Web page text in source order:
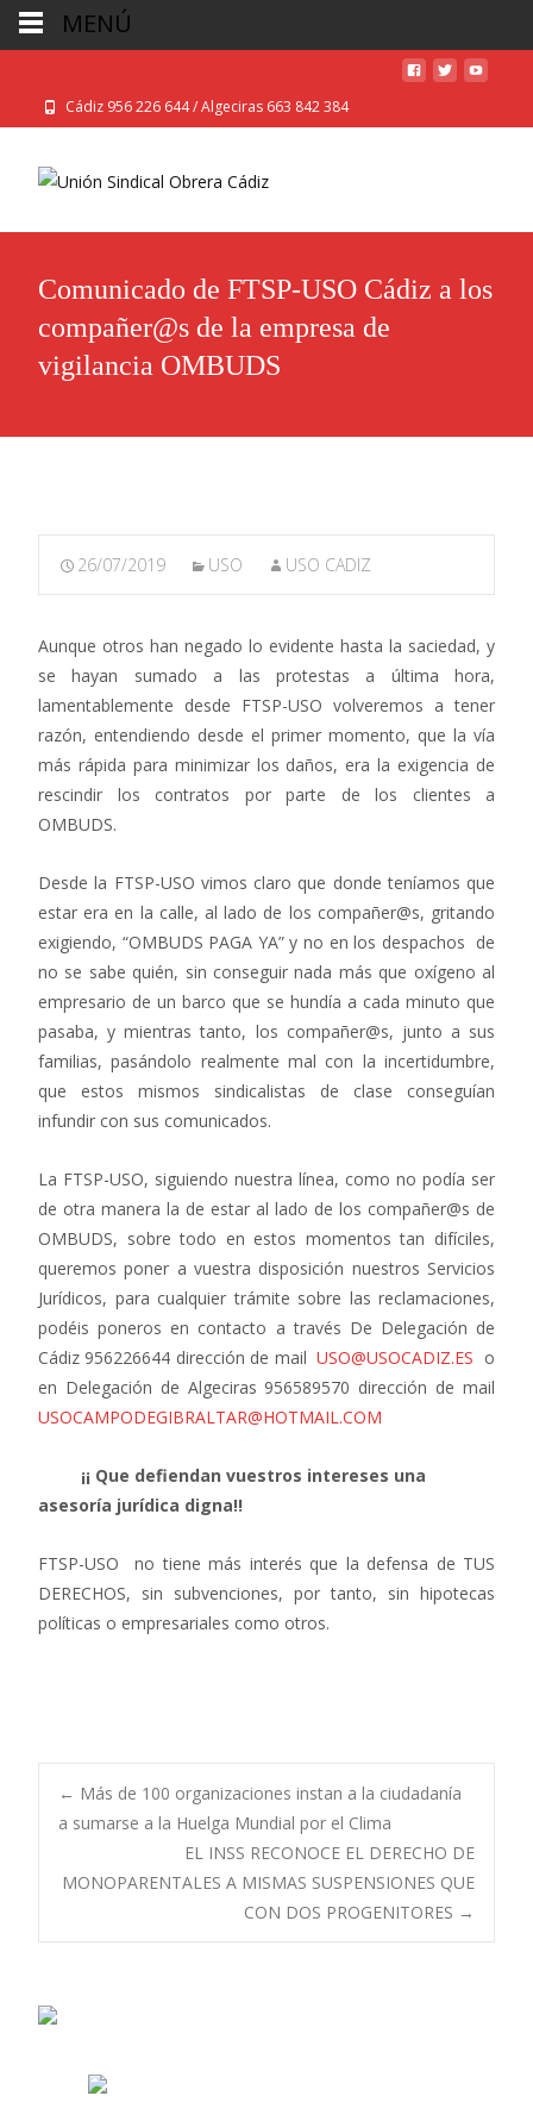
Cádiz 956 226 644 / Algeciras 663 842 384
Comunicado de FTSP-USO Cádiz a los
compañer@s de la empresa de
vigilancia OMBUDS
26/07/2019 USO USO CADIZ
Aunque otros han negado lo evidente hasta la saciedad, y
se hayan sumado a las protestas a última hora,
lamentablemente desde FTSP-USO volveremos a tener
razón, entendiendo desde el primer momento, que la vía
más rápida para minimizar los daños, era la exigencia de
rescindir los contratos por parte de los clientes a
OMBUDS.
Desde la FTSP-USO vimos claro que donde teníamos que
estar era en la calle, al lado de los compañer@s, gritando
exigiendo, “OMBUDS PAGA YA” y no en los despachos de
no se sabe quién, sin conseguir nada más que oxígeno al
empresario de un barco que se hundía a cada minuto que
pasaba, y mientras tanto, los compañer@s, junto a sus
familias, pasándolo realmente mal con la incertidumbre,
que estos mismos sindicalistas de clase conseguían
infundir con sus comunicados.
La FTSP-USO, siguiendo nuestra línea, como no podía ser
de otra manera la de estar al lado de los compañer@s de
OMBUDS, sobre todo en estos momentos tan difíciles,
queremos poner a vuestra disposición nuestros Servicios
Jurídicos, para cualquier trámite sobre las reclamaciones,
podéis poneros en contacto a través De Delegación de
Cádiz 956226644 dirección de mailUSO@USOCADIZ.ES o
en Delegación de Algeciras 956589570 dirección de mail
USOCAMPODEGIBRALTAR@HOTMAIL.COM
¡¡ Que defiendan vuestros intereses una
asesoría jurídica digna!!
FTSP-USO no tiene más interés que la defensa de TUS
DERECHOS, sin subvenciones, por tanto, sin hipotecas
políticas o empresariales como otros.
Navegación
de
entradas
← Más de 100 organizaciones instan a la ciudadanía
a sumarse a la Huelga Mundial por el Clima
EL INSS RECONOCE EL DERECHO DE
MONOPARENTALES A MISMAS SUSPENSIONES QUE
CON DOS PROGENITORES →
MENÚ